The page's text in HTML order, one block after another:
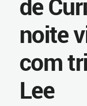
de
noite
com
Lee